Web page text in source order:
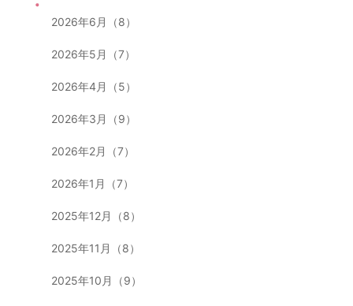
2026年6月（8）
2026年5月（7）
2026年4月（5）
2026年3月（9）
2026年2月（7）
2026年1月（7）
2025年12月（8）
2025年11月（8）
2025年10月（9）